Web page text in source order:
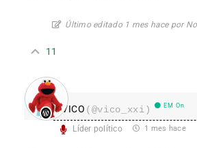
Último editado 1 mes hace por
11
VICO (@vico_xxi) EM On
Líder político 1 mes hace